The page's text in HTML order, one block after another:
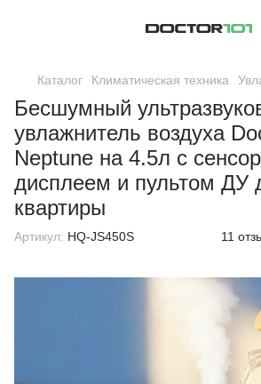
Каталог Климатическая техника
Бесшумный
увлажнитель воздуха
Neptune на 4.5л с
дисплеем и пультом ДУ
квартиры
Артикул: HQ-JS450S 11